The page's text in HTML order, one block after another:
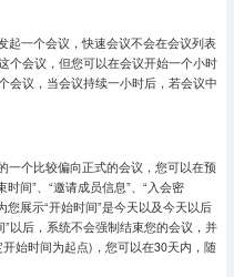
起一个会议，快速会议不会在会议列表
个会议，但您可以在会议开始一个小时
会议，当会议持续一小时后，若会议中
一个比较偏向正式的会议，您可以在预
时间”、“邀请成员信息”、“入会密
您展示“开始时间”是今天以及今天以后
以后，系统不会强制结束您的会议，并
始时间为起点)，您可以在30天内，随